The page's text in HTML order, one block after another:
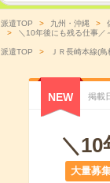
派遣TOP 九州・沖縄
＼10年後にも残る仕事
派遣TOP ＪＲ長崎本線(
NEW 掲載
＼
大量募